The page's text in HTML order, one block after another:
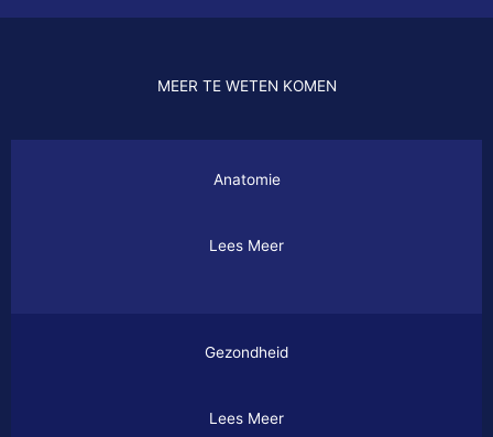
MEER TE WETEN KOMEN
Anatomie
Lees Meer
Gezondheid
Lees Meer